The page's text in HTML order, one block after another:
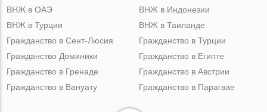
ВНЖ в ОАЭ
ВНЖ в Турции
ВНЖ в Индонезии
ВНЖ в Таиланде
Гражданство в Сент-Люсия
Гражданство Доминики
Гражданство в Гренаде
Гражданство в Вануату
Гражданство в Турции
Гражданство в Египте
Гражданство в Австрии
Гражданство в Парагвае